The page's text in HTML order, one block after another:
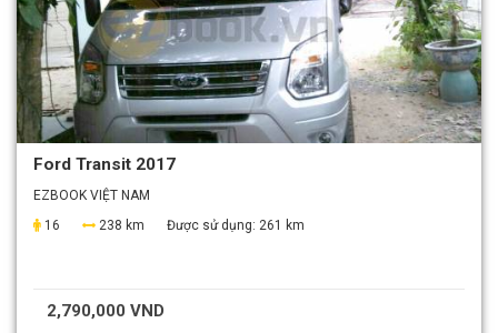
Ford Transit 2017
EZBOOK VIỆT NAM
16
238 km Được sử dụng: 261 km
2,790,000 VND